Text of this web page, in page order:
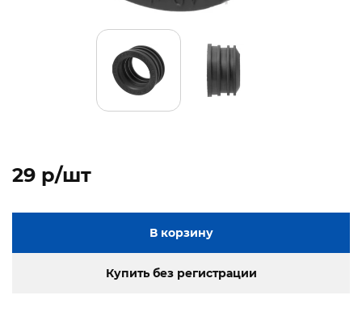
29 p/шт
В корзину
Купить без регистрации